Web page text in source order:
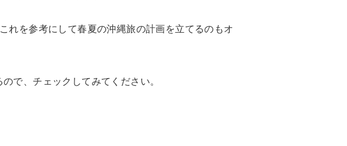
れを参考にして春夏の沖縄旅の計画を立てるのもオ
で、チェックしてみてください。